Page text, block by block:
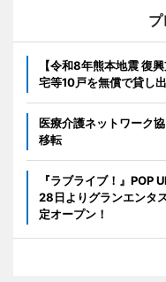
【令和8年熊本地震 復
宅等10戸を無償で貸し
医療介護ネットワーク
移転
『ラブライブ！』POP
28日よりグランエンタ
定オープン！